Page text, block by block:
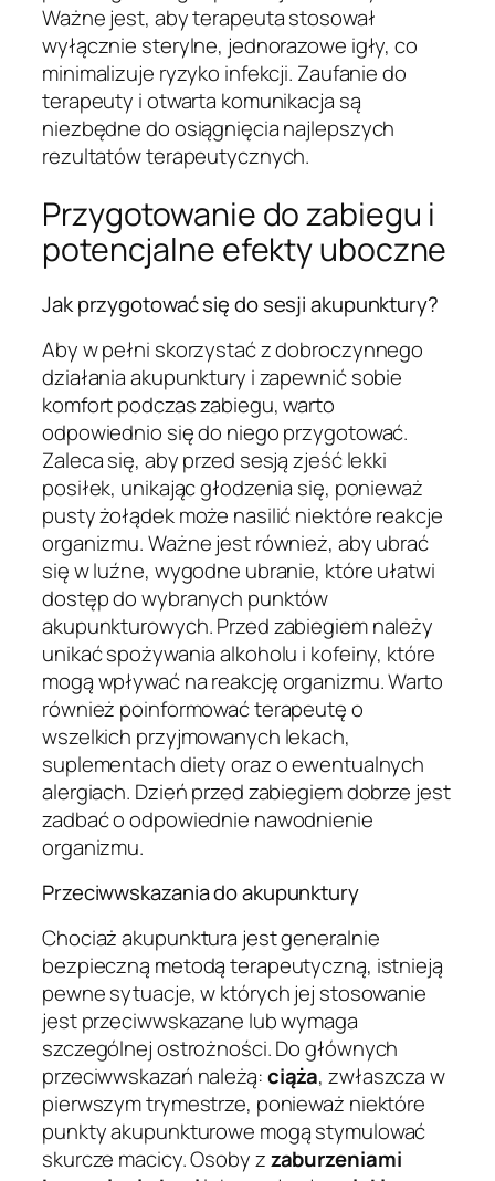
Ważne jest, aby terapeuta stosował
wyłącznie sterylne, jednorazowe igły, co
minimalizuje ryzyko infekcji. Zaufanie do
terapeuty i otwarta komunikacja są
niezbędne do osiągnięcia najlepszych
rezultatów terapeutycznych.
Przygotowanie do zabiegu i
potencjalne efekty uboczne
Jak przygotować się do sesji akupunktury?
Aby w pełni skorzystać z dobroczynnego
działania akupunktury i zapewnić sobie
komfort podczas zabiegu, warto
odpowiednio się do niego przygotować.
Zaleca się, aby przed sesją zjeść lekki
posiłek, unikając głodzenia się, ponieważ
pusty żołądek może nasilić niektóre reakcje
organizmu. Ważne jest również, aby ubrać
się w luźne, wygodne ubranie, które ułatwi
dostęp do wybranych punktów
akupunkturowych. Przed zabiegiem należy
unikać spożywania alkoholu i kofeiny, które
mogą wpływać na reakcję organizmu. Warto
również poinformować terapeutę o
wszelkich przyjmowanych lekach,
suplementach diety oraz o ewentualnych
alergiach. Dzień przed zabiegiem dobrze jest
zadbać o odpowiednie nawodnienie
organizmu.
Przeciwwskazania do akupunktury
Chociaż akupunktura jest generalnie
bezpieczną metodą terapeutyczną, istnieją
pewne sytuacje, w których jej stosowanie
jest przeciwwskazane lub wymaga
szczególnej ostrożności. Do głównych
przeciwwskazań należą:ciąża, zwłaszcza w
pierwszym trymestrze, ponieważ niektóre
punkty akupunkturowe mogą stymulować
skurcze macicy. Osoby zzaburzeniami